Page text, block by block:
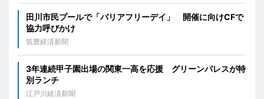
田川市民プールで「バリアフリーデイ」 開催に向けCFで
協力呼びかけ
筑豊経済新聞
3年連続甲子園出場の関東一高を応援 グリーンパレスが特
別ランチ
江戸川経済新聞